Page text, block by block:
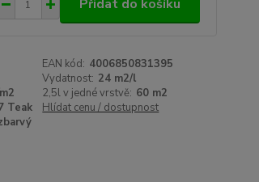
Přidat do košíku
EAN kód: 4006850831395
Vydatnost: 24 m2/l
2,5l v jedné vrstvě: 60 m2
Teak
Hlídat cenu / dostupnost